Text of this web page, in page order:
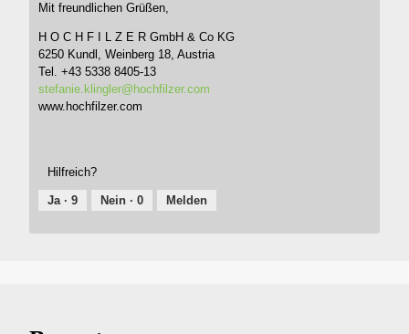
Mit freundlichen Grüßen,
H O C H F I L Z E R GmbH & Co KG
6250 Kundl, Weinberg 18, Austria
Tel. +43 5338 8405-13
stefanie.klingler@hochfilzer.com
www.hochfilzer.com
Hilfreich?
Ja ·9 Nein ·0 Melden